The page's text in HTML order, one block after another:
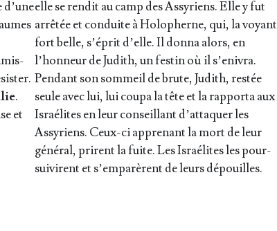
d’une
.
et
elle se ren­dit au camp des Assy­riens. Elle y fut
arrê­tée et conduite à Holo­pherne, qui, la voyant
fort belle, s’é­prit d’elle. Il don­na alors, en
l’hon­neur de Judith, un fes­tin où il s’en­ivra.
Pen­dant son som­meil de brute, Judith, res­tée
seule avec lui, lui cou­pa la tête et la rap­por­ta aux
Israé­lites en leur conseillant d’at­ta­quer les
Assy­riens. Ceux-ci appre­nant la mort de leur
géné­ral, prirent la fuite. Les Israé­lites les pour­
sui­virent et s’emparèrent de leurs dépouilles.